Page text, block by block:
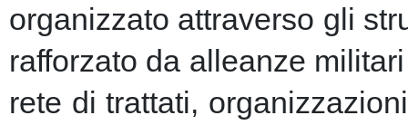
organizzato attraverso gli
rafforzato da alleanze
rete di trattati,